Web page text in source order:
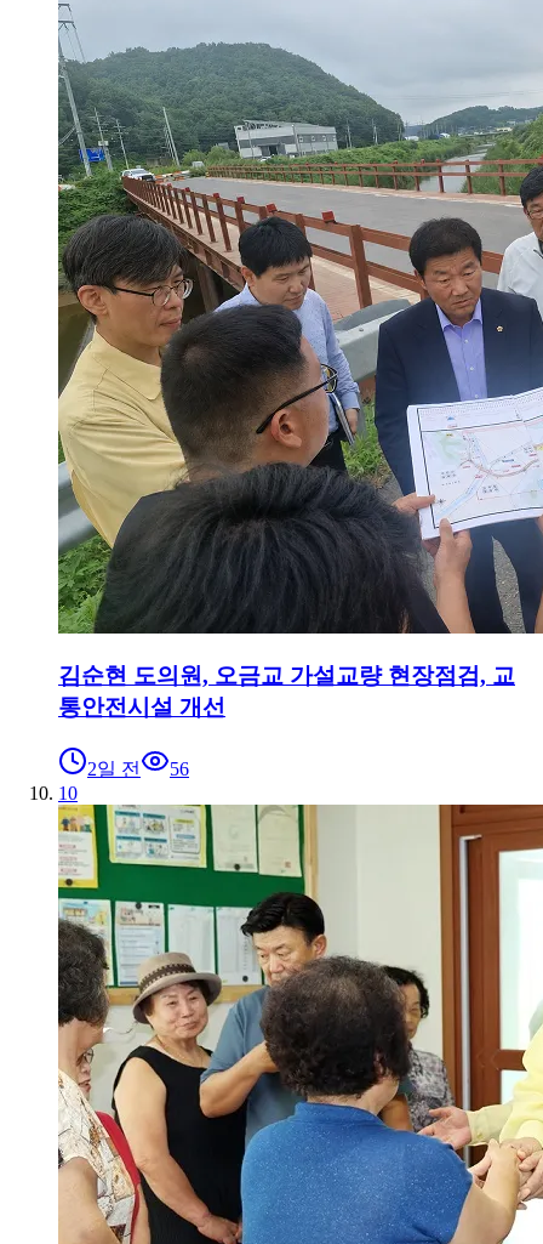
김순현 도의원, 오금교 가설교량 현장점검, 교
통안전시설 개선
2일 전
56
10